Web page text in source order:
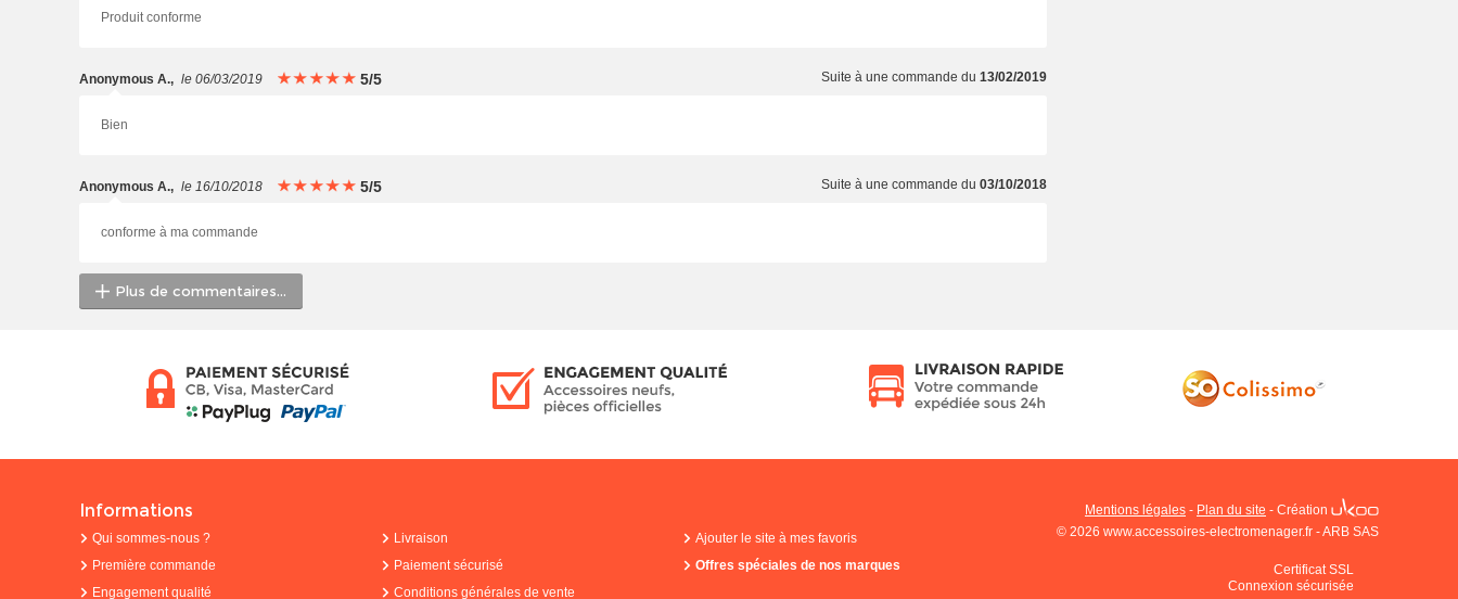
Produit conforme
Anonymous A., le 06/03/2019 5/5 Suite à une commande du13/02/2019
Bien
Anonymous A., le 16/10/2018 5/5 Suite à une commande du03/10/2018
conforme à ma commande
Plus de commentaires...
Informations
Qui sommes-nous ? Livraison
Ajouter le site à mes favoris
Première commande
Paiement sécurisé
Offres spéciales de nos marques
Engagement qualité
Conditions générales de vente
Mentions légales - Plan du site - Création
© 2026 www.accessoires-electromenager.fr - ARB SAS
Certificat SSL
Connexion sécurisée